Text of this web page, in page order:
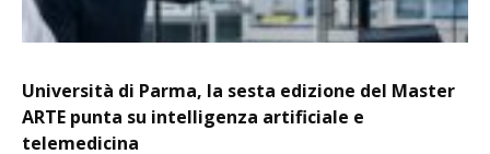
Università di Parma, la sesta edizione del Master
ARTE punta su intelligenza artificiale e
telemedicina